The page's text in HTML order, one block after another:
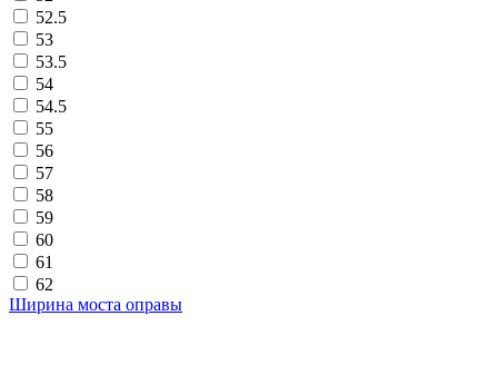
52.5
53
53.5
54
54.5
55
56
57
58
59
60
61
62
Ширина моста оправы